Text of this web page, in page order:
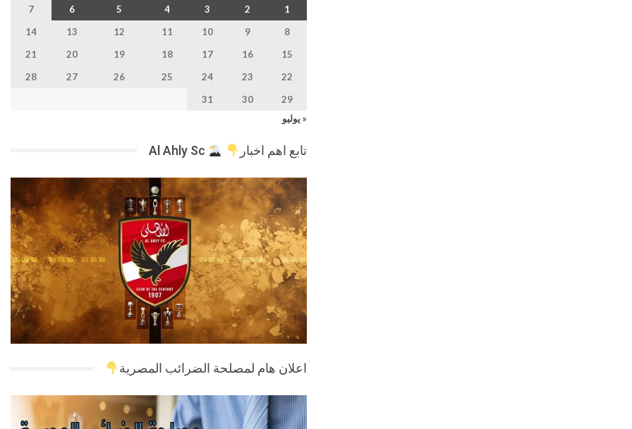
1
2
3
4
5
6
7
8
9
10
11
12
13
14
15
16
17
18
19
20
21
22
23
24
25
26
27
28
29
30
31
« يوليو
تابع اهم اخبار
اعلان هام لمصلحة الضرائب المصرية